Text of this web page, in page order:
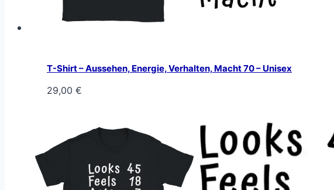
T-Shirt – Aussehen, Energie, Verhalten, Macht 70 – Unisex
29,00 €